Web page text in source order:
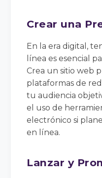
Crear una
En la era digital,
línea es esencial
Crea un sitio web
plataformas de
tu audiencia
el uso de
electrónico si
en línea.
Lanzar y